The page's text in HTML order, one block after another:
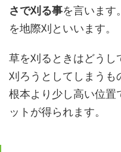
さで刈る事を言います
を地際刈といいます。
草を刈るときはどうし
刈ろうとしてしまうも
根本より少し高い位置
ットが得られます。